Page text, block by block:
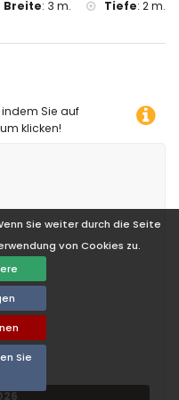
Sie weiter durch die Seite
von Cookies zu.
Sie
von 10 Kilometern von der
(innerhalb von 25
von der Villa)
und Schnorcheln
Breite: 3 m. Tiefe: 2 m.
Sie auf
klicken!